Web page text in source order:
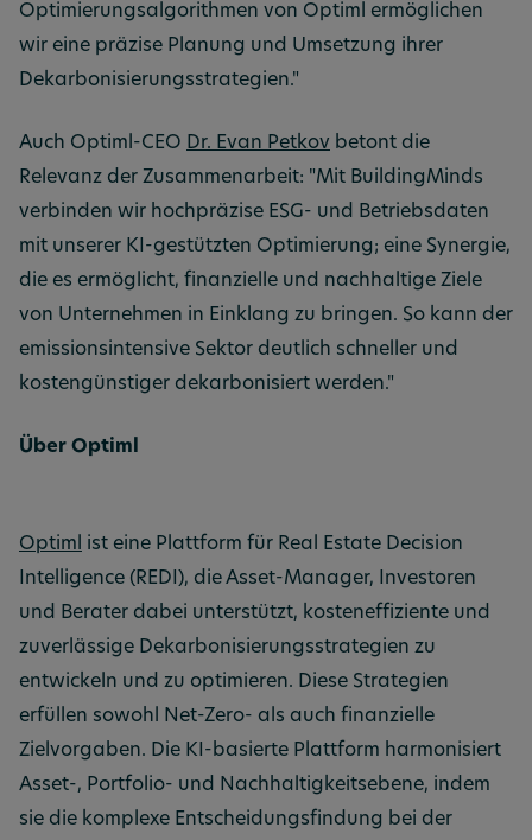
Optimierungsalgorithmen von Optiml ermöglichen
wir eine präzise Planung und Umsetzung ihrer
Dekarbonisierungsstrategien."
Auch Optiml-CEO Dr. Evan Petkov betont die
Relevanz der Zusammenarbeit: "Mit BuildingMinds
verbinden wir hochpräzise ESG- und Betriebsdaten
mit unserer KI-gestützten Optimierung; eine Synergie,
die es ermöglicht, finanzielle und nachhaltige Ziele
von Unternehmen in Einklang zu bringen. So kann der
emissionsintensive Sektor deutlich schneller und
kostengünstiger dekarbonisiert werden."
Über Optiml
Optiml
ist eine Plattform für Real Estate Decision
Intelligence (REDI), die Asset-Manager, Investoren
und Berater dabei unterstützt, kosteneffiziente und
zuverlässige Dekarbonisierungsstrategien zu
entwickeln und zu optimieren. Diese Strategien
erfüllen sowohl Net-Zero- als auch finanzielle
Zielvorgaben. Die KI-basierte Plattform harmonisiert
Asset-, Portfolio- und Nachhaltigkeitsebene, indem
sie die komplexe Entscheidungsfindung bei der